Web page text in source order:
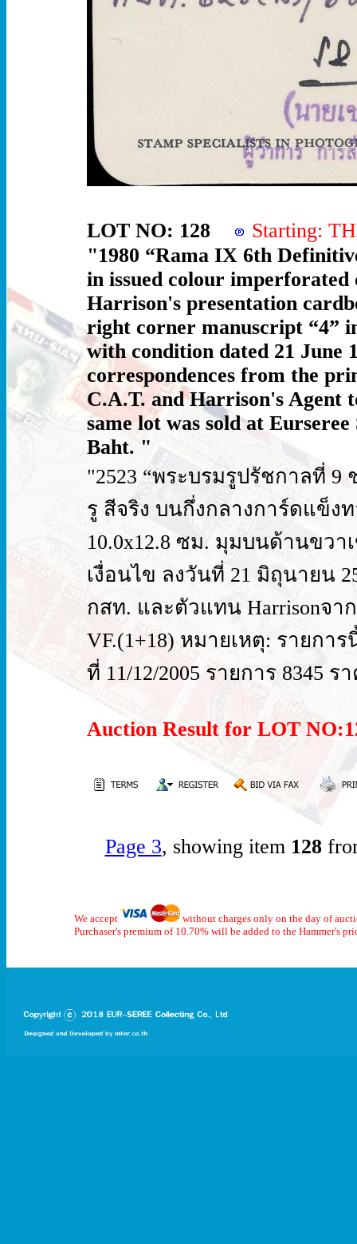
LOT NO: 128
Starting:
"1980 “Rama IX 6th
in issued colour
Harrison's presentation
right corner manuscript “4”
with condition dated 21 June
correspondences from the
C.A.T. and Harrison's Agent
same lot was sold at Eurseree
Baht. "
"2523 “พระบรมรูปรัชกาลที่ 9
รู สีจริง บนกึ่งกลางการ์ดแข็ง
10.0x12.8 ซม. มุมบนด้านขว
เงื่อนไข ลงวันที่ 21 มิถุนายน
กสท. และตัวแทน Harrisonจา
VF.(1+18) หมายเหตุ: รายกา
ที่ 11/12/2005 รายการ 8345 ร
Auction Result for LOT
Page 3, showing item 128
We accept
without charges only on the day of
Purchaser's premium of 10.70% will be added to the Hammer's